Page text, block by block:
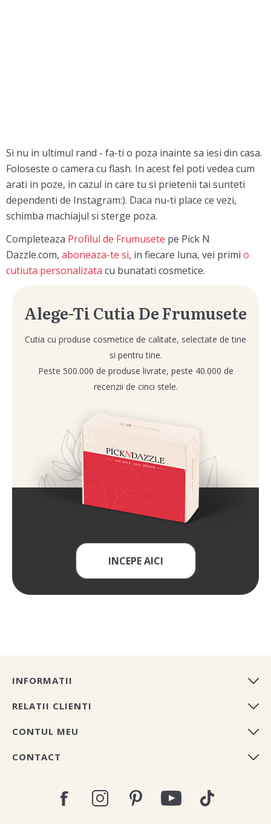
Si nu in ultimul rand - fa-ti o poza inainte sa iesi din casa.
Foloseste o camera cu flash. In acest fel poti vedea cum
arati in poze, in cazul in care tu si prietenii tai sunteti
dependenti de Instagram:). Daca nu-ti place ce vezi,
schimba machiajul si sterge poza.
Completeaza Profilul de Frumusete pe Pick N
Dazzle.com, aboneaza-te si, in fiecare luna, vei primi o
cutiuta personalizata cu bunatati cosmetice.
Alege-Ti Cutia De Frumusete
Cutia cu produse cosmetice de calitate, selectate de tine
si pentru tine.
Peste 500.000 de produse livrate, peste 40.000 de
recenzii de cinci stele.
INCEPE AICI
INFORMATII
RELATII CLIENTI
CONTUL MEU
CONTACT